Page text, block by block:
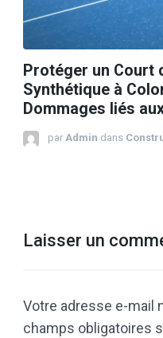
Protéger un Court
Synthétique à
Dommages liés
par Admin dans
Laisser un
Votre adresse e-mail
champs obligatoires